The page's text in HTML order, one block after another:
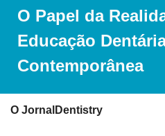
O Papel da
Educação
Contemporânea
O JornalDentistry